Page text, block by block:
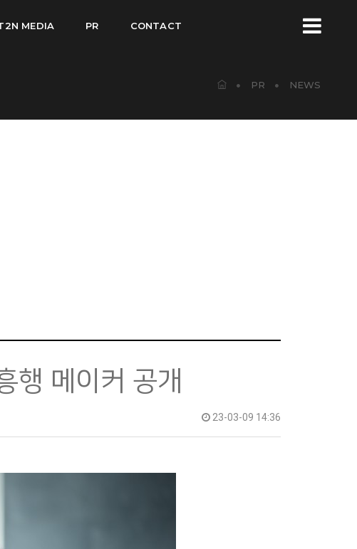
MEDIA PR CONTACT
PR NEWS
행 메이커 공개
23-03-09 14:36